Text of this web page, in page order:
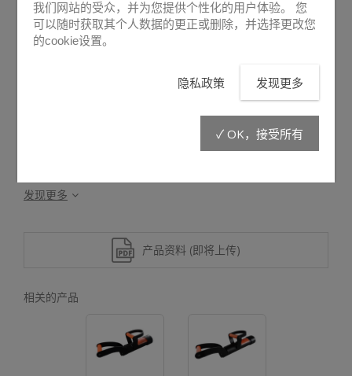
MR14
撞门锤MR14 可用于捣破大门或窗户等结构性障碍物 ，配有2
个坚固把手，撞击力强大，并配有前把手保护 。为了增加安全
LIBERVIT 撞门锤MR系列已经成为破拆工具领域的标准。
发现更多
产品资料 (即将上传)
相关的产品
我们网站的受众，并为您提供个性化的用户体验。 您
可以随时获取其个人数据的更正或删除，并选择更改您
的cookie设置。
隐私政策 发现更多
✓ OK，接受所有